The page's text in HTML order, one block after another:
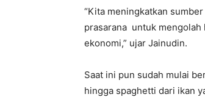
“Kita meningkatkan
prasarana untuk mengolah
ekonomi,” ujar Jainudin.
Saat ini pun sudah mulai
hingga spaghetti dari ikan